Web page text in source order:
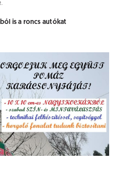
is a roncs autókat